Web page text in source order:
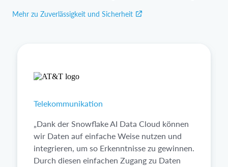
Mehr zu Zuverlässigkeit und Sicherheit
Telekommunikation
„Dank der Snowflake AI Data Cloud können
wir Daten auf einfache Weise nutzen und
integrieren, um so Erkenntnisse zu gewinnen.
Durch diesen einfachen Zugang zu Daten